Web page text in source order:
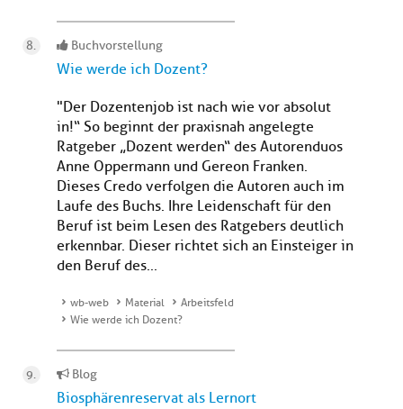
Buchvorstellung
Wie werde ich Dozent?
"Der Dozentenjob ist nach wie vor absolut
in!“ So beginnt der praxisnah angelegte
Ratgeber „Dozent werden“ des Autorenduos
Anne Oppermann und Gereon Franken.
Dieses Credo verfolgen die Autoren auch im
Laufe des Buchs. Ihre Leidenschaft für den
Beruf ist beim Lesen des Ratgebers deutlich
erkennbar. Dieser richtet sich an Einsteiger in
den Beruf des...
wb-web Material
Arbeitsfeld
Wie werde ich Dozent?
Blog
Biosphärenreservat als Lernort